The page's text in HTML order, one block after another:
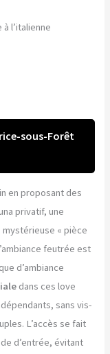
l’italienne
sous-Forêt
en proposant des
privatif, une
mystérieuse « pièce
feutrée est
d’ambiance
dans ces love
sans vis-
L’accès se fait
d’entrée, évitant